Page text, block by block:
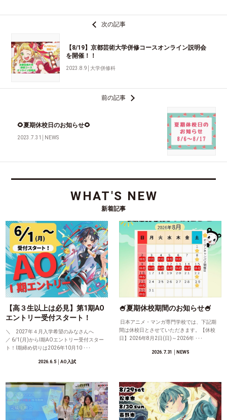
次の記事
【8/19】京都芸術大学併修コースオンライン説明会
を開催！！
2023.8.9 大学併修科
前の記事
🌻夏期休校日のお知らせ🌻
2023.7.31 NEWS
WHAT'S NEW
新着記事
【高３生以上は必見】第1期AO
エントリー受付スタート！
＼ 2027年４月入学希望のみなさんへ
／ 6/1(月)からⅠ期AOエントリー受付スター
ト！Ⅰ期締め切りは2026年10月10 ･･･
2026.6.5│AO入試
🍧夏期休校期間のお知らせ🍧
日本アニメ・マンガ専門学校では、下記期
間は休校日とさせていただきます。【休校
日】2026年8月2日(日)～2026年 ･･･
2026.7.31 │NEWS